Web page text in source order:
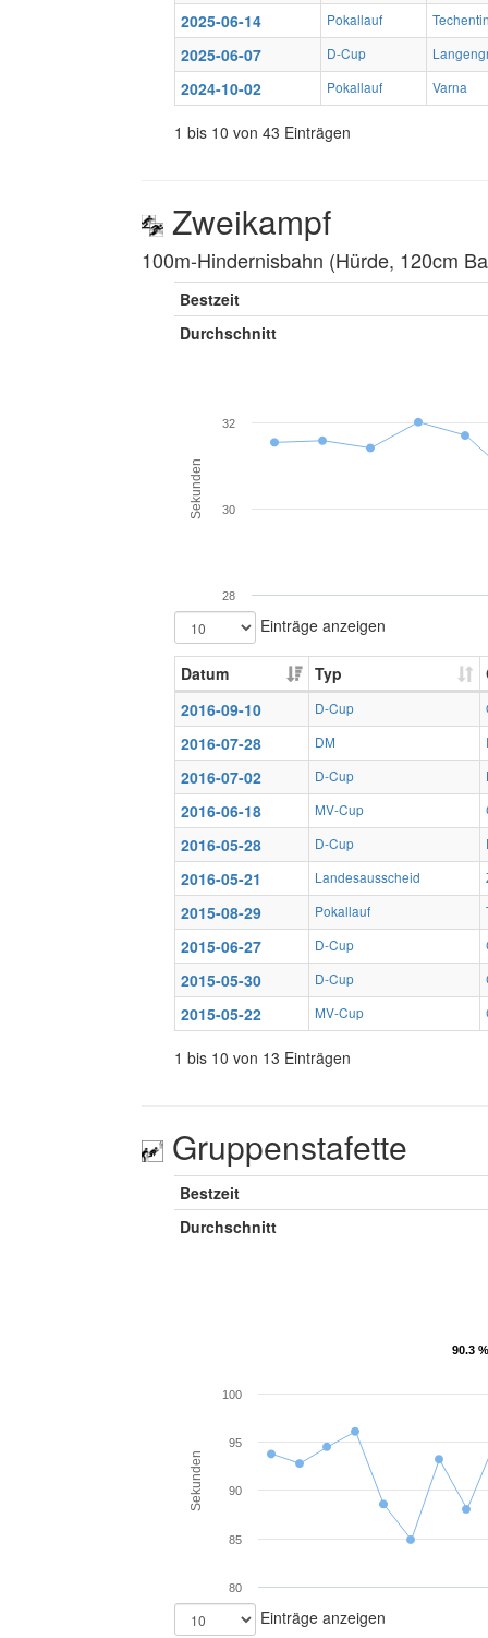
2025-06-14 Pokallauf
2025-06-07 D-Cup
2024-10-02 Pokallauf Varna
1 bis 10 von 43 Einträgen
Zweikampf
100m-Hindernisbahn (Hürde, 120cm
Bestzeit
Durchschnitt
Sekunden
28
30
32
Einträge anzeigen
Datum Typ
2016-09-10
D-Cup
2016-07-28 DM
2016-07-02 D-Cup
2016-06-18 MV-Cup
2016-05-28 D-Cup
2016-05-21 Landesausscheid
2015-08-29 Pokallauf
2015-06-27 D-Cup
2015-05-30 D-Cup
2015-05-22 MV-Cup
1 bis 10 von 13 Einträgen
Gruppenstafette
Bestzeit
Durchschnitt
90.3
90.3
Sekunden
80
85
90
95
100
Einträge anzeigen